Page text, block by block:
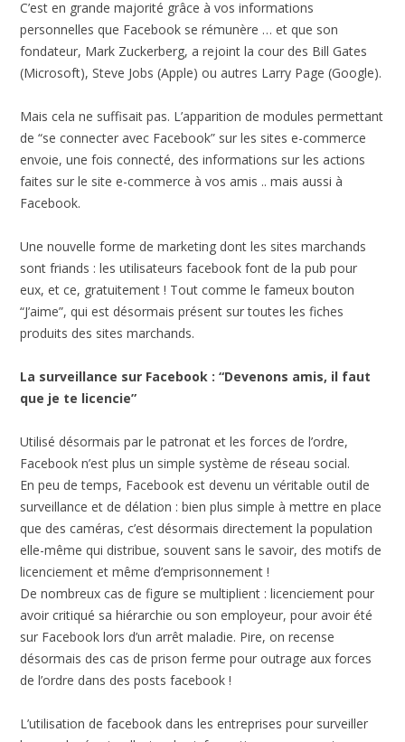
C’est en grande majorité grâce à vos informations
personnelles que Facebook se rémunère … et que son
fondateur, Mark Zuckerberg, a rejoint la cour des Bill Gates
(Microsoft), Steve Jobs (Apple) ou autres Larry Page (Google).
Mais cela ne suffisait pas. L’apparition de modules permettant
de “se connecter avec Facebook” sur les sites e-commerce
envoie, une fois connecté, des informations sur les actions
faites sur le site e-commerce à vos amis .. mais aussi à
Facebook.
Une nouvelle forme de marketing dont les sites marchands
sont friands : les utilisateurs facebook font de la pub pour
eux, et ce, gratuitement ! Tout comme le fameux bouton
“J’aime”, qui est désormais présent sur toutes les fiches
produits des sites marchands.
La surveillance sur Facebook : “Devenons amis, il faut
que je te licencie”
Utilisé désormais par le patronat et les forces de l’ordre,
Facebook n’est plus un simple système de réseau social.
En peu de temps, Facebook est devenu un véritable outil de
surveillance et de délation : bien plus simple à mettre en place
que des caméras, c’est désormais directement la population
elle-même qui distribue, souvent sans le savoir, des motifs de
licenciement et même d’emprisonnement !
De nombreux cas de figure se multiplient : licenciement pour
avoir critiqué sa hiérarchie ou son employeur, pour avoir été
sur Facebook lors d’un arrêt maladie. Pire, on recense
désormais des cas de prison ferme pour outrage aux forces
de l’ordre dans des posts facebook !
L’utilisation de facebook dans les entreprises pour surveiller